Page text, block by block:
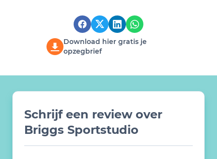
Download hier gratis je
opzegbrief
Schrijf een review over
Briggs Sportstudio